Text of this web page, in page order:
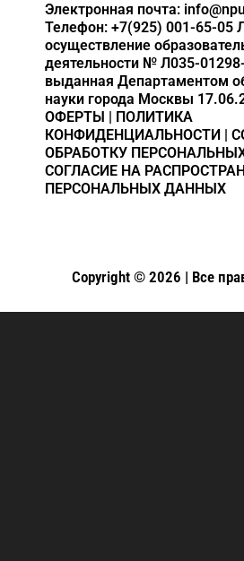
Электронная почта:
Телефон: +7(925) 001-65-05
осуществление
деятельности № Л035-
выданная Департаментом
науки города Москвы
ОФЕРТЫ | ПОЛИТИКА
КОНФИДЕНЦИАЛЬНОСТИ |
ОБРАБОТКУ
СОГЛАСИЕ НА
ПЕРСОНАЛЬНЫХ ДАННЫХ
Copyright © 2026 | Все